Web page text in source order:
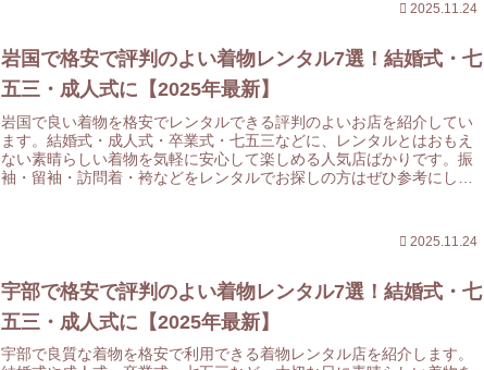
2025.11.24
岩国で格安で評判のよい着物レンタル7選！結婚式・七
五三・成人式に【2025年最新】
岩国で良い着物を格安でレンタルできる評判のよいお店を紹介してい
ます。結婚式・成人式・卒業式・七五三などに、レンタルとはおもえ
ない素晴らしい着物を気軽に安心して楽しめる人気店ばかりです。振
袖・留袖・訪問着・袴などをレンタルでお探しの方はぜひ参考にして
2025.11.24
宇部で格安で評判のよい着物レンタル7選！結婚式・七
五三・成人式に【2025年最新】
宇部で良質な着物を格安で利用できる着物レンタル店を紹介します。